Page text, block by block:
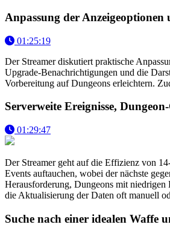
Anpassung der
01:25:19
Der Streamer diskutiert praktische
Upgrade-Benachrichtigungen und die
Vorbereitung auf Dungeons erleichtern.
Serverweite Ereignisse,
01:29:47
Der Streamer geht auf die Effizienz von
Events auftauchen, wobei der nächste
Herausforderung, Dungeons mit niedrigen
die Aktualisierung der Daten oft manuell
Suche nach einer idealen Waffe